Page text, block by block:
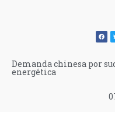
Demanda chinesa por
energética